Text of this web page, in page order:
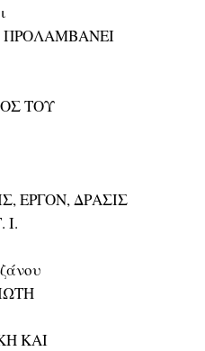
ΤΟΥ
ΕΡΓΟΝ, ΔΡΑΣΙΣ
Ι.
ΚΑΙ